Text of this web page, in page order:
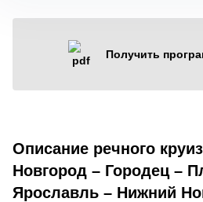
Получить
Описание речного
Новгород – Городец –
Ярославль – Нижний